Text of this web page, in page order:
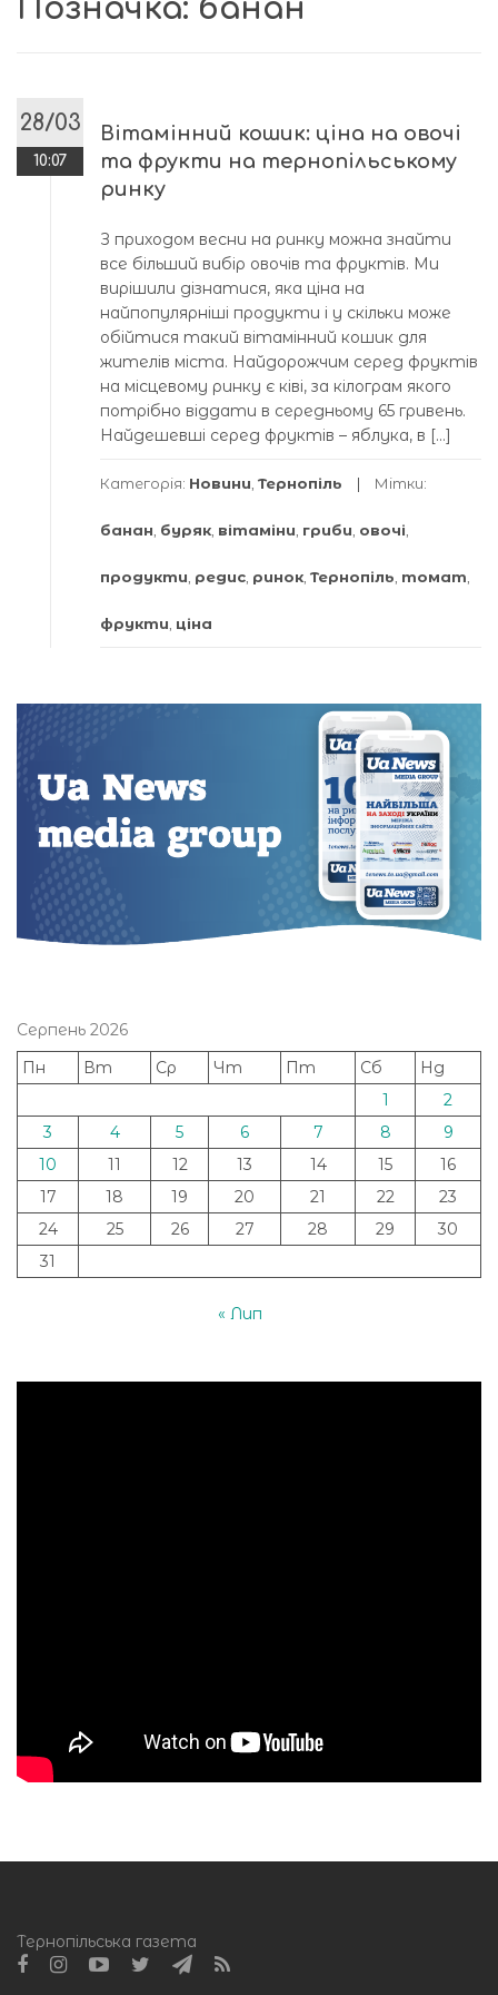
Позначка: банан
28/03
10:07
Вітамінний кошик: ціна на овочі
та фрукти на тернопільському
ринку
З приходом весни на ринку можна знайти
все більший вибір овочів та фруктів. Ми
вирішили дізнатися, яка ціна на
найпопулярніші продукти і у скільки може
обійтися такий вітамінний кошик для
жителів міста. Найдорожчим серед фруктів
на місцевому ринку є ківі, за кілограм якого
потрібно віддати в середньому 65 гривень.
Найдешевші серед фруктів – яблука, в […]
Категорія: Новини Тернопіль Мітки:
банан буряк вітаміни гриби овочі
продукти редис ринок Тернопіль томат
фрукти ціна
Серпень 2026
Пн
Вт Ср Чт Пт Сб
Нд
1
2
3
4 5 6 7 8
9
10
11 12 13 14 15
16
17
18 19 20 21 22
23
24
25 26 27 28 29
30
31
« Лип
Тернопільська газета